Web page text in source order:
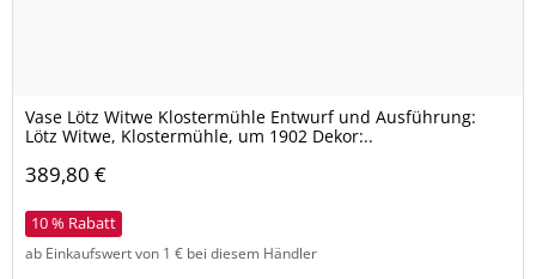
Vase Lötz Witwe Klostermühle Entwurf und Ausführung:
Lötz Witwe, Klostermühle, um 1902 Dekor:..
389,80 €
10 % Rabatt
ab Einkaufswert von 1 € bei diesem Händler